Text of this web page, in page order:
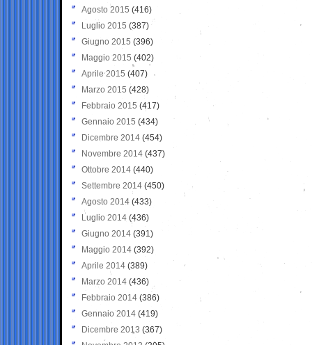
Agosto 2015 (416)
Luglio 2015 (387)
Giugno 2015 (396)
Maggio 2015 (402)
Aprile 2015 (407)
Marzo 2015 (428)
Febbraio 2015 (417)
Gennaio 2015 (434)
Dicembre 2014 (454)
Novembre 2014 (437)
Ottobre 2014 (440)
Settembre 2014 (450)
Agosto 2014 (433)
Luglio 2014 (436)
Giugno 2014 (391)
Maggio 2014 (392)
Aprile 2014 (389)
Marzo 2014 (436)
Febbraio 2014 (386)
Gennaio 2014 (419)
Dicembre 2013 (367)